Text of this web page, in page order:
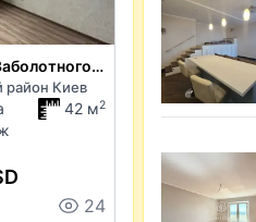
Академика Заболотного ул.
район Киев
42 м2
24